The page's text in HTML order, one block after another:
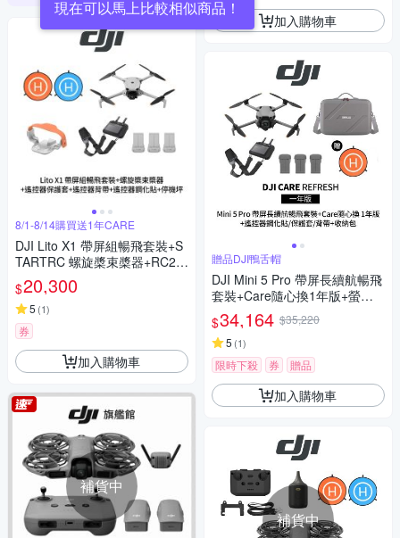
現在可以馬上比較相似商品！
8/1-8/14購買送1年CARE
DJI Lito X1 帶屏組暢飛套裝+S
TARTRC 螺旋槳束槳器+RC2遙
控器保護套/背帶/鋼化貼+SunLi
ght PK-075 停機坪 (公司貨)
$20,300
5 (1)
券
加入購物車
補貨中
加入購物車
贈品DJI鴨舌帽
DJI Mini 5 Pro 帶屏長續航暢飛
套裝+Care隨心換1年版+螢幕
遙控器鋼化貼+遙控器保護套
+遙控器背帶+12030148 收納
包 (公司貨)
$34,164 $35,220
5 (1)
限時下殺 券 贈品
加入購物車
補貨中